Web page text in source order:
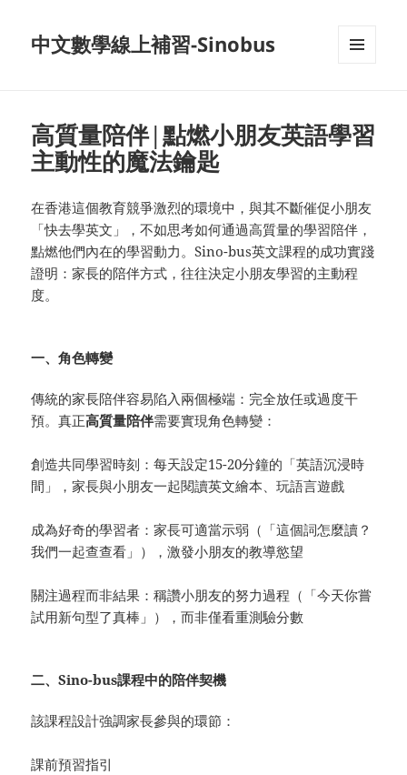
中文數學線上補習-Sinobus
高質量陪伴|點燃小朋友英語學習
主動性的魔法鑰匙
在香港這個教育競爭激烈的環境中，與其不斷催促小朋友
「快去學英文」，不如思考如何通過高質量的學習陪伴，
點燃他們內在的學習動力。Sino-bus英文課程的成功實踐
證明：家長的陪伴方式，往往決定小朋友學習的主動程
度。
一、角色轉變
傳統的家長陪伴容易陷入兩個極端：完全放任或過度干
預。真正高質量陪伴需要實現角色轉變：
創造共同學習時刻：每天設定15-20分鐘的「英語沉浸時
間」，家長與小朋友一起閱讀英文繪本、玩語言遊戲
成為好奇的學習者：家長可適當示弱（「這個詞怎麼讀？
我們一起查查看」），激發小朋友的教導慾望
關注過程而非結果：稱讚小朋友的努力過程（「今天你嘗
試用新句型了真棒」），而非僅看重測驗分數
二、Sino-bus課程中的陪伴契機
該課程設計強調家長參與的環節：
課前預習指引